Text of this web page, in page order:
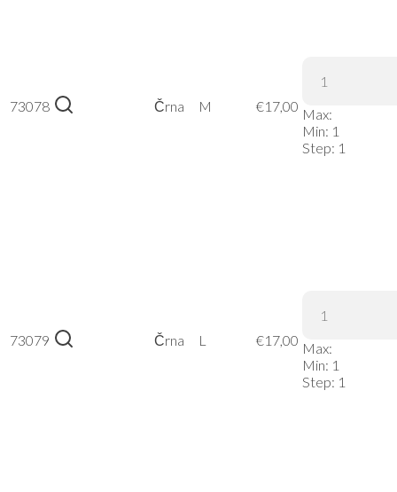
73078 Črna M €17,00 Max:
Min: 1
Step: 1
73079 Črna L €17,00 Max:
Min: 1
Step: 1